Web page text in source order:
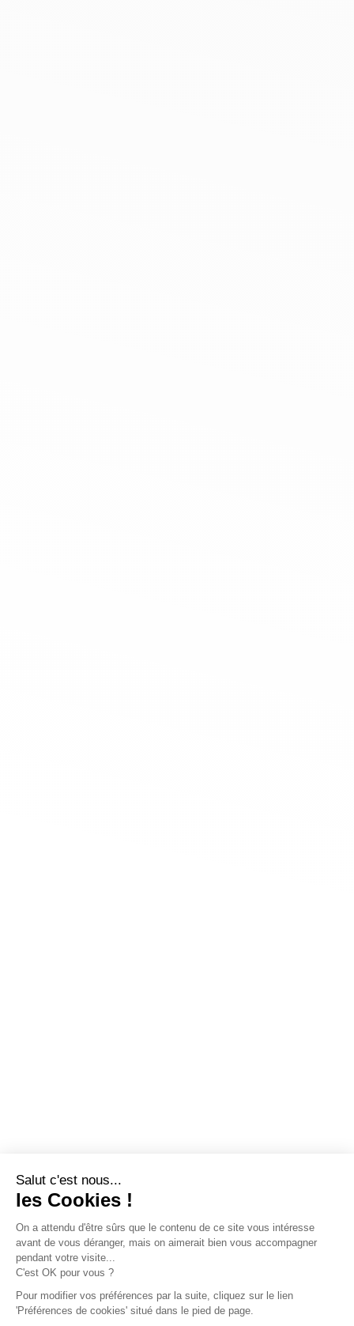
Salut c'est nous...
les Cookies !
On a attendu d'être sûrs que le contenu de ce site vous intéresse
avant de vous déranger, mais on aimerait bien vous accompagner
pendant votre visite...
C'est OK pour vous ?
Pour modifier vos préférences par la suite, cliquez sur le lien
'Préférences de cookies' situé dans le pied de page.